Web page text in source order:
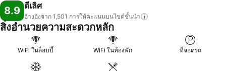
8.9 ดีเลิศ
อ้างอิงจาก 1,501 การให้คะแนนบนไซต์ชั้นนำ
สิ่งอำนวยความสะดวกหลัก
WiFi ในล็อบบี้ WiFi ในห้องพัก ที่จอดรถ